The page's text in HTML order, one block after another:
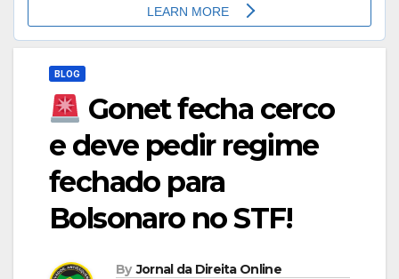
BLOG
Gonet fecha cerco
e deve pedir regime
fechado para
Bolsonaro no STF!
By Jornal da Direita Online